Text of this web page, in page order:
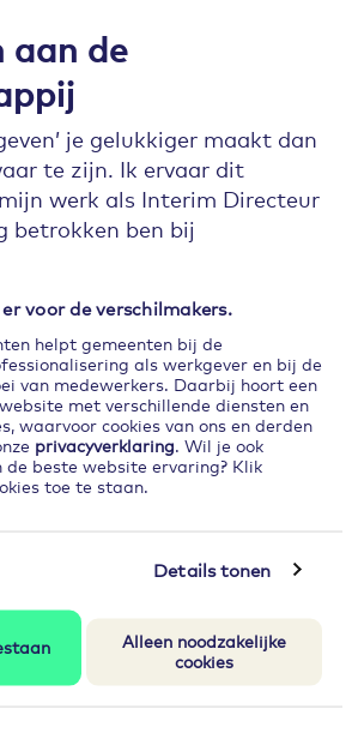
voor de verschilmakers.
helpt gemeenten bij de
als werkgever en bij de
van medewerkers. Daarbij hoort een
met verschillende diensten en
waarvoor cookies van ons en derden
privacyverklaring . Wil je ook
beste website ervaring? Klik
toe te staan.
Details tonen
Alleen noodzakelijke
cookies
aan de
je gelukkiger maakt dan
te zijn. Ik ervaar dit
werk als Interim Directeur
betrokken ben bij
Directeur van het A&O
waar we gemeenten helpen
en professionalisering als
dat ik me inzet als
moeilijk kunnen leren helpt bij
die manier zorgen we ervoor
kunnen blijven meedoen in